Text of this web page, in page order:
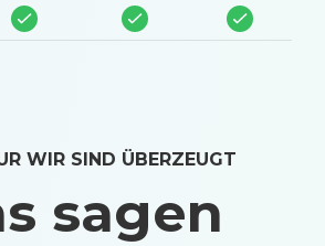
WIR SIND ÜBERZEUGT
sagen